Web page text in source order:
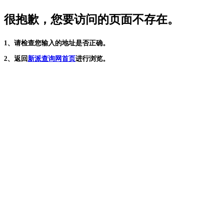
很抱歉，您要访问的页面不存在。
1、请检查您输入的地址是否正确。
2、返回新派查询网首页进行浏览。